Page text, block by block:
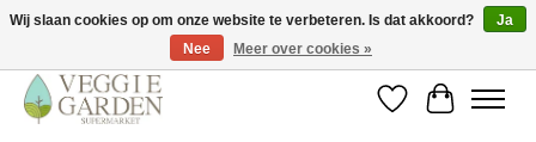
vegan & veggie products | free store pick-up
Verlanglijst
Wij slaan cookies op om onze website te verbeteren. Is dat akkoord?
Ja
Nee
Meer over cookies »